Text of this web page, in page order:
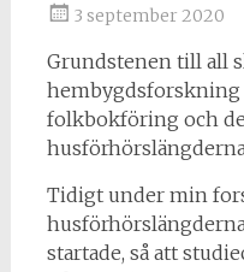
3 september 2020
Grundstenen till all
folkbokföring och
Tidigt under min
startade, så att